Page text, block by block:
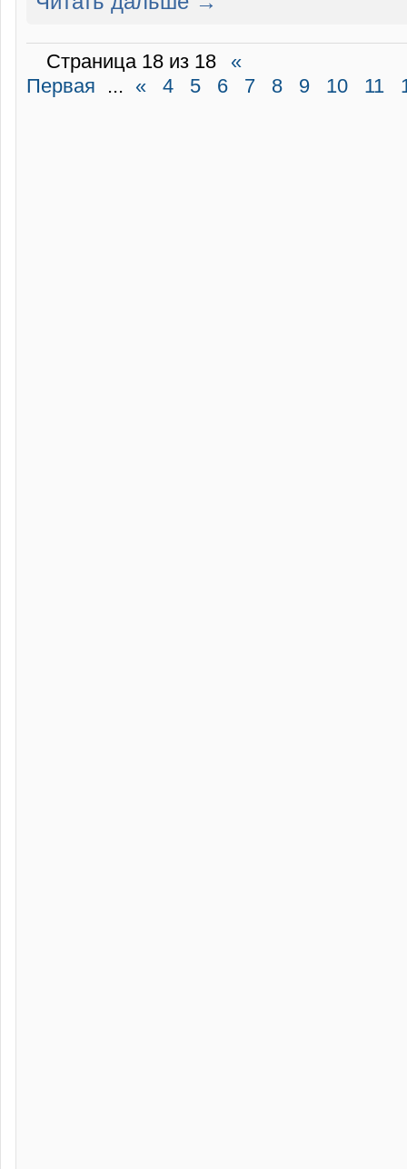
Страница 18 из 18
«
Первая
... « 4 5 6 7 8 9 10 11